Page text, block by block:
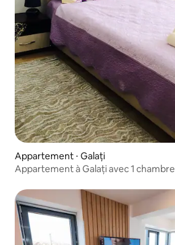
Appartement ⋅ Galați
Appartement à Galați avec 1 chambre